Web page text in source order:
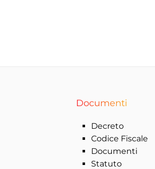
Documenti
Decreto
Codice Fiscale
Documenti
Statuto